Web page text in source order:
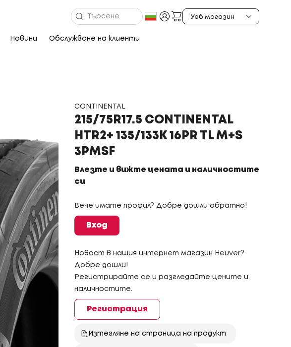
Новини Обслужване на клиенти
CONTINENTAL
215/75R17.5 CONTINENTAL
HTR2+ 135/133K 16PR TL M+S
3PMSF
Влезте и вижте цената и наличностите
си
Вече имате профил? Добре дошли обратно!
Вход
Новост в нашия интернет магазин Heuver?
Добре дошли!
Регистрирайте се и разгледайте цените и
наличностите.
Регистрация
Изтегляне на страница на продукт